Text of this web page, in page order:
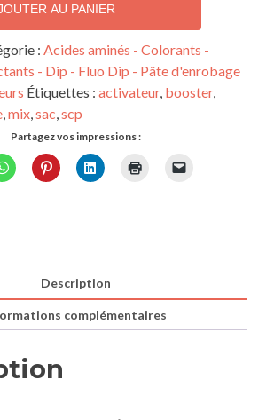
AU PANIER
: Acides aminés - Colorants -
- Dip - Fluo Dip - Pâte d'enrobage
Étiquettes : activateur, booster,
mix sac scp
Partagez vos impressions :
Description
complémentaires